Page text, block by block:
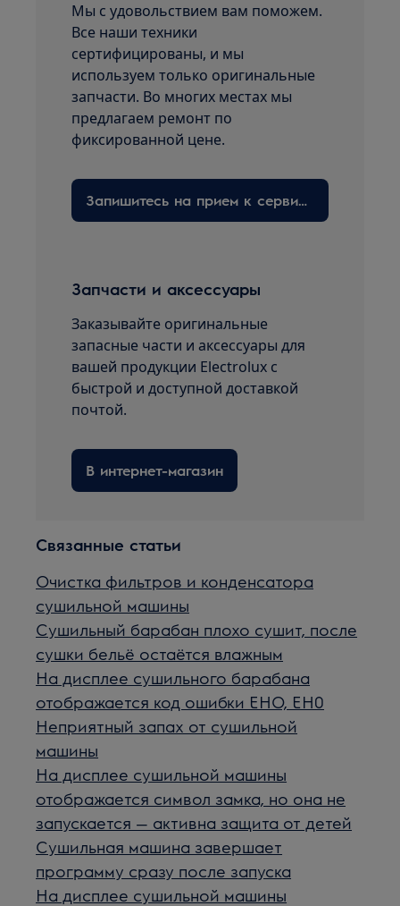
Мы с удовольствием вам поможем.
Все наши техники
сертифицированы, и мы
используем только оригинальные
запчасти. Во многих местах мы
предлагаем ремонт по
фиксированной цене.
Запишитесь на прием к сервисному технику здесь
Запчасти и аксессуары
Заказывайте оригинальные
запасные части и аксессуары для
вашей продукции Electrolux с
быстрой и доступной доставкой
почтой.
В интернет-магазин
Связанные статьи
Очистка фильтров и конденсатора
сушильной машины
Сушильный барабан плохо сушит, после
сушки бельё остаётся влажным
На дисплее сушильного барабана
отображается код ошибки EHO, EH0
Неприятный запах от сушильной
машины
На дисплее сушильной машины
отображается символ замка, но она не
запускается — активна защита от детей
Сушильная машина завершает
программу сразу после запуска
На дисплее сушильной машины